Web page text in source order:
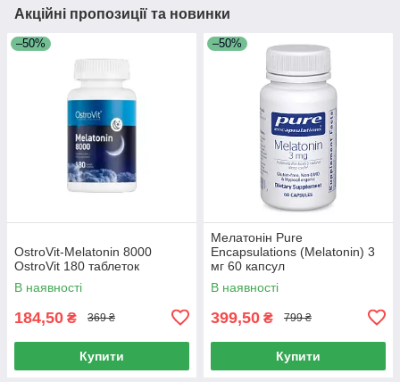
Акційні пропозиції та новинки
–50%
OstroVit-Melatonin 8000
OstroVit 180 таблеток
В наявності
184,50 ₴ 369 ₴
Купити
–50%
Мелатонін Pure
Encapsulations (Melatonin) 3
мг 60 капсул
В наявності
399,50 ₴ 799 ₴
Купити